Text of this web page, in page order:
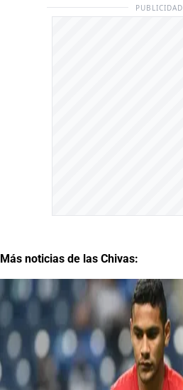
PUBLICIDAD
Más noticias de las Chivas: